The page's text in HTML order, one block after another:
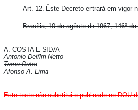
Art. 12.Êste Decreto entrará em vigor
Brasília, 10 de agôsto de 1967; 146º
A. COSTA E SILVA
Antonio Delfim Netto
Tarso Dutra
Afonso A. Lima
Este texto não substitui o publicado no DOU